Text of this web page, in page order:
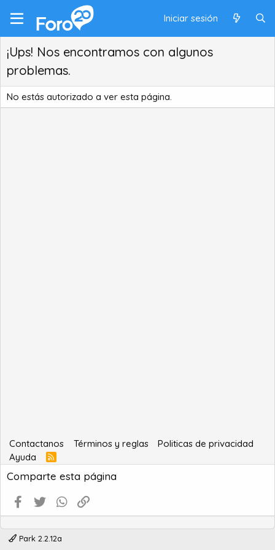
Iniciar sesión
¡Ups! Nos encontramos con algunos
problemas.
No estás autorizado a ver esta página.
Contactanos Términos y reglas
Politicas de privacidad
Ayuda
R
S
S
Comparte esta página
Facebook
Twitter WhatsApp
Park 2.2.12a